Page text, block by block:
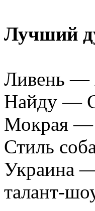
Лучший
Ливень —
Найду —
Мокрая —
Стиль
Украина
талант-